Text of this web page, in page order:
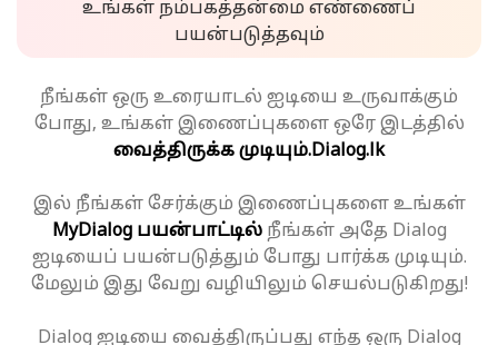
உங்கள் நம்பகத்தன்மை எண்ணைப்
பயன்படுத்தவும்
நீங்கள் ஒரு உரையாடல் ஐடியை உருவாக்கும்
போது, உங்கள் இணைப்புகளை ஒரே இடத்தில்
வைத்திருக்க முடியும்.Dialog.lk
இல் நீங்கள் சேர்க்கும் இணைப்புகளை உங்கள்
MyDialog பயன்பாட்டில்நீங்கள் அதே Dialog
ஐடியைப் பயன்படுத்தும் போது பார்க்க முடியும்.
மேலும் இது வேறு வழியிலும் செயல்படுகிறது!
Dialog ஐடியை வைத்திருப்பது எந்த ஒரு Dialog